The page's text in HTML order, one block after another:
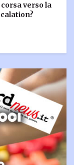
verso la